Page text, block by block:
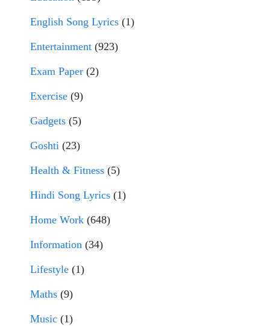
English Song Lyrics (1)
Entertainment (923)
Exam Paper (2)
Exercise (9)
Gadgets (5)
Goshti (23)
Health & Fitness (5)
Hindi Song Lyrics (1)
Home Work (648)
Information (34)
Lifestyle (1)
Maths (9)
Music (1)